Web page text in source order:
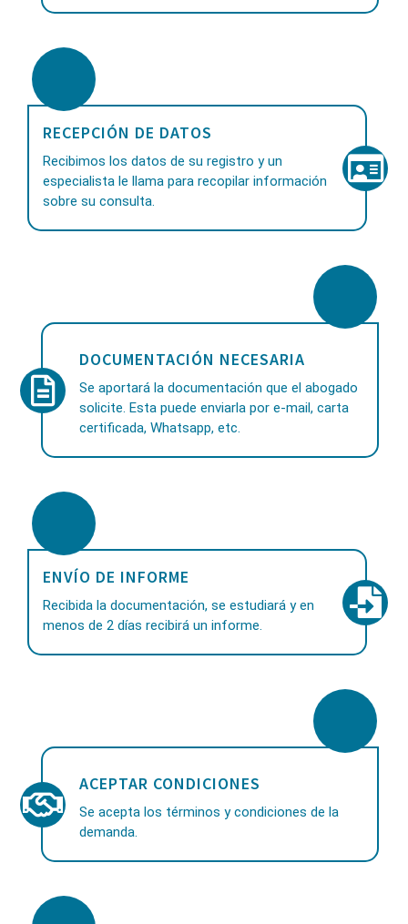
RECEPCIÓN DE DATOS
Recibimos los datos de su registro y un
especialista le llama para recopilar información
sobre su consulta.
DOCUMENTACIÓN NECESARIA
Se aportará la documentación que el abogado
solicite. Esta puede enviarla por e-mail, carta
certificada, Whatsapp, etc.
ENVÍO DE INFORME
Recibida la documentación, se estudiará y en
menos de 2 días recibirá un informe.
ACEPTAR CONDICIONES
Se acepta los términos y condiciones de la
demanda.